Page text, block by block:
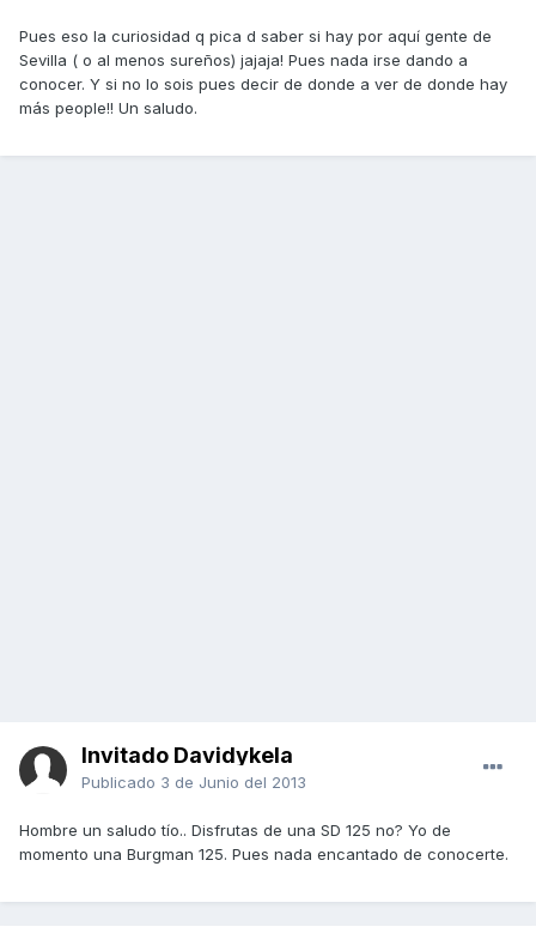
Pues eso la curiosidad q pica d saber si hay por aquí gente de
Sevilla ( o al menos sureños) jajaja! Pues nada irse dando a
conocer. Y si no lo sois pues decir de donde a ver de donde hay
más people!! Un saludo.
Invitado Davidykela
Publicado 3 de Junio del 2013
Hombre un saludo tío.. Disfrutas de una SD 125 no? Yo de
momento una Burgman 125. Pues nada encantado de conocerte.